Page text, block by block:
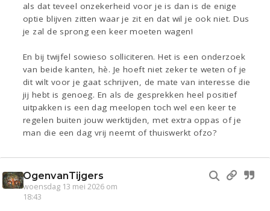
als dat teveel onzekerheid voor je is dan is de enige
optie blijven zitten waar je zit en dat wil je ook niet. Dus
je zal de sprong een keer moeten wagen!
En bij twijfel sowieso solliciteren. Het is een onderzoek
van beide kanten, hè. Je hoeft niet zeker te weten of je
dit wilt voor je gaat schrijven, de mate van interesse die
jij hebt is genoeg. En als de gesprekken heel positief
uitpakken is een dag meelopen toch wel een keer te
regelen buiten jouw werktijden, met extra oppas of je
man die een dag vrij neemt of thuiswerkt ofzo?
OgenvanTijgers
woensdag 13 mei 2026 om
18:43